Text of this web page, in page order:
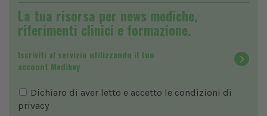
La tua risorsa per news mediche,
riferimenti clinici e formazione.
Iscriviti al servizio utilizzando il tuo
account Medikey
Dichiaro di aver letto e accetto le condizioni di
privacy